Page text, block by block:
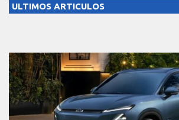
ULTIMOS ARTICULOS